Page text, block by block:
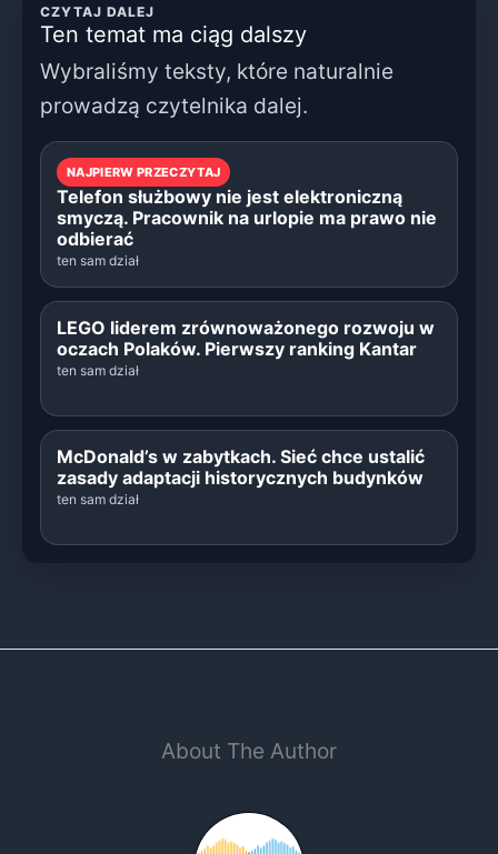
CZYTAJ DALEJ
Ten temat ma ciąg dalszy
Wybraliśmy teksty, które naturalnie
prowadzą czytelnika dalej.
NAJPIERW PRZECZYTAJ
Telefon służbowy nie jest elektroniczną
smyczą. Pracownik na urlopie ma prawo nie
odbierać
ten sam dział
LEGO liderem zrównoważonego rozwoju w
oczach Polaków. Pierwszy ranking Kantar
ten sam dział
McDonald’s w zabytkach. Sieć chce ustalić
zasady adaptacji historycznych budynków
ten sam dział
About The Author